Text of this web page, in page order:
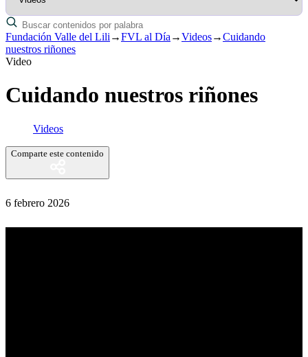
Fundación Valle del Lili →FVL al Día →Videos→Cuidando
nuestros riñones
Video
Cuidando nuestros riñones
Videos
Comparte este contenido
6 febrero 2026